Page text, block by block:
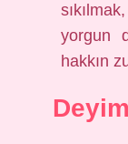
yorgun
hakkın